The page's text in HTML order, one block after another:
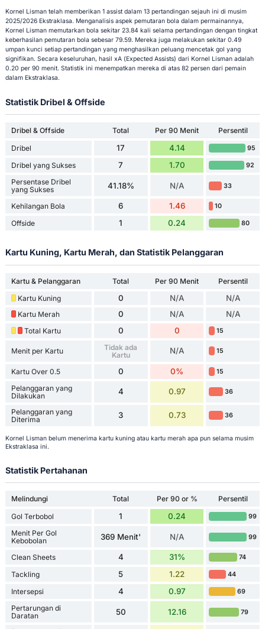
Kornel Lisman telah memberikan 1 assist dalam 13 pertandingan sejauh ini di musim
2025/2026 Ekstraklasa. Menganalisis aspek pemutaran bola dalam permainannya,
Kornel Lisman memutarkan bola sekitar 23.84 kali selama pertandingan dengan tingkat
keberhasilan pemutaran bola sebesar 79.59. Mereka juga melakukan sekitar 0.49
umpan kunci setiap pertandingan yang menghasilkan peluang mencetak gol yang
signifikan. Secara keseluruhan, hasil xA (Expected Assists) dari Kornel Lisman adalah
0.20 per 90 menit. Statistik ini menempatkan mereka di atas 82 persen dari pemain
dalam Ekstraklasa.
Statistik Dribel & Offside
Dribel & Offside Total Per 90 Menit
Persentil
Dribel
17 4.14 95
Dribel yang Sukses 7 1.70 92
Persentase Dribel
yang Sukses
41.18% N/A 33
Kehilangan Bola 6 1.46 10
Offside 1 0.24 80
Kartu Kuning, Kartu Merah, dan Statistik Pelanggaran
Kartu & Pelanggaran Total Per 90 Menit
Persentil
Kartu Kuning
0 N/A N/A
Kartu Merah 0 N/A N/A
Total Kartu 0 0 15
Menit per Kartu
Tidak ada
Kartu
N/A 15
Kartu Over 0.5 0 0% 15
Pelanggaran yang
Dilakukan
4 0.97 36
Pelanggaran yang
Diterima
3 0.73 36
Kornel Lisman belum menerima kartu kuning atau kartu merah apa pun selama musim
Ekstraklasa ini.
Statistik Pertahanan
Melindungi Total Per 90 or %
Persentil
Gol Terbobol
1 0.24 99
Menit Per Gol
Kebobolan
369 Menit' N/A 99
Clean Sheets 4 31% 74
Tackling 5 1.22 44
Intersepsi 4 0.97 69
Pertarungan di
Daratan
50 12.16 79